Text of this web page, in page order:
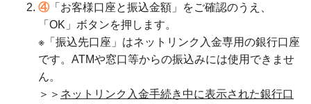
④「お客様口座と振込金額」をご確認のうえ、
「OK」ボタンを押します。
※「振込先口座」はネットリンク入金専用の銀行口座
です。ATMや窓口等からの振込みには使用できませ
ん。
＞＞ ネットリンク入金手続き中に表示された銀行口